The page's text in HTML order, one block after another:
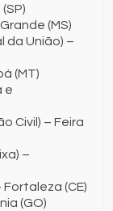
(MS)
da União) –
(MT)
e
Civil) – Feira
–
(CE)
(GO)